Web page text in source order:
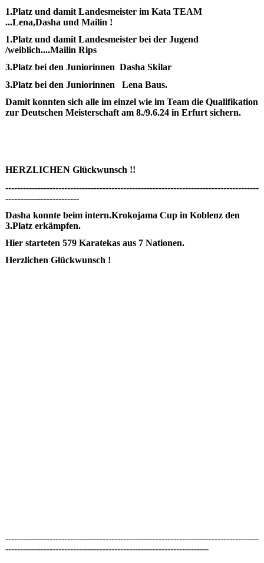
1.Platz und damit Landesmeister im Kata TEAM
...Lena,Dasha und Mailin !
1.Platz und damit Landesmeister bei der Jugend
/weiblich....Mailin Rips
3.Platz bei den Juniorinnen Dasha Skilar
3.Platz bei den Juniorinnen Lena Baus.
Damit konnten sich alle im einzel wie im Team die Qualifikation
zur Deutschen Meisterschaft am 8./9.6.24 in Erfurt sichern.
HERZLICHEN Glückwunsch !!
--------------------------------------------------------------------------------------
-------------------------
Dasha konnte beim intern.Krokojama Cup in Koblenz den
3.Platz erkämpfen.
Hier starteten 579 Karatekas aus 7 Nationen.
Herzlichen Glückwunsch !
--------------------------------------------------------------------------------------
---------------------------------------------------------------------